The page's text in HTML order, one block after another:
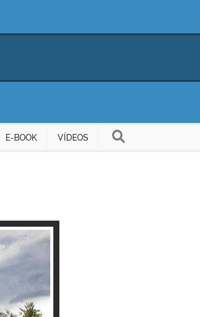
E-BOOK VÍDEOS